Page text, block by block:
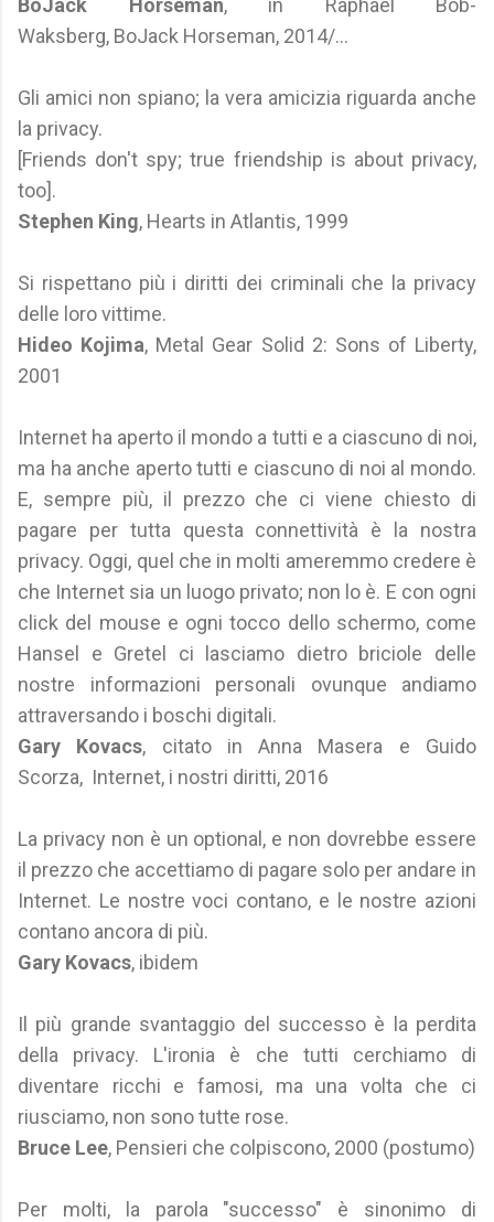
BoJack Horseman, in Raphael Bob-
Waksberg, BoJack Horseman, 2014/...
Gli amici non spiano; la vera amicizia riguarda anche
la privacy.
[Friends don't spy; true friendship is about privacy,
too].
Stephen King, Hearts in Atlantis, 1999
Si rispettano più i diritti dei criminali che la privacy
delle loro vittime.
Hideo Kojima, Metal Gear Solid 2: Sons of Liberty,
2001
Internet ha aperto il mondo a tutti e a ciascuno di noi,
ma ha anche aperto tutti e ciascuno di noi al mondo.
E, sempre più, il prezzo che ci viene chiesto di
pagare per tutta questa connettività è la nostra
privacy. Oggi, quel che in molti ameremmo credere è
che Internet sia un luogo privato; non lo è. E con ogni
click del mouse e ogni tocco dello schermo, come
Hansel e Gretel ci lasciamo dietro briciole delle
nostre informazioni personali ovunque andiamo
attraversando i boschi digitali.
Gary Kovacs, citato in Anna Masera e Guido
Scorza, Internet, i nostri diritti, 2016
La privacy non è un optional, e non dovrebbe essere
il prezzo che accettiamo di pagare solo per andare in
Internet. Le nostre voci contano, e le nostre azioni
contano ancora di più.
Gary Kovacs, ibidem
Il più grande svantaggio del successo è la perdita
della privacy. L'ironia è che tutti cerchiamo di
diventare ricchi e famosi, ma una volta che ci
riusciamo, non sono tutte rose.
Bruce Lee, Pensieri che colpiscono, 2000 (postumo)
Per molti, la parola "successo" è sinonimo di